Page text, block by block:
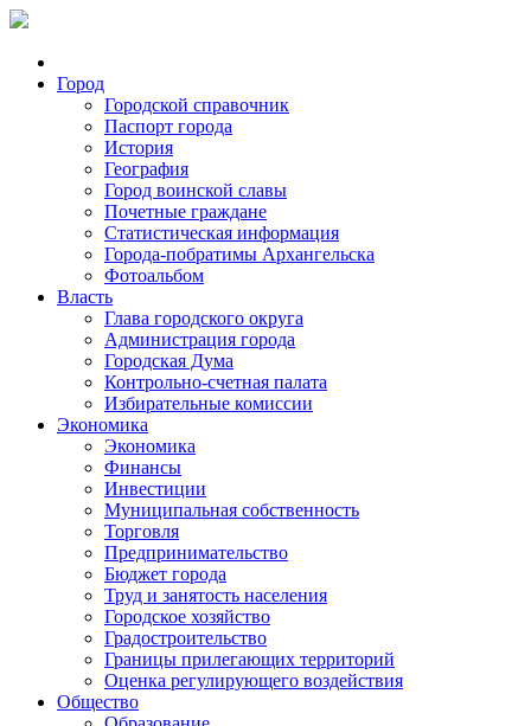
Город
Городской справочник
Паспорт города
История
География
Город воинской славы
Почетные граждане
Статистическая информация
Города-побратимы Архангельска
Фотоальбом
Власть
Глава городского округа
Администрация города
Городская Дума
Контрольно-счетная палата
Избирательные комиссии
Экономика
Экономика
Финансы
Инвестиции
Муниципальная собственность
Торговля
Предпринимательство
Бюджет города
Труд и занятость населения
Городское хозяйство
Градостроительство
Границы прилегающих территорий
Оценка регулирующего воздействия
Общество